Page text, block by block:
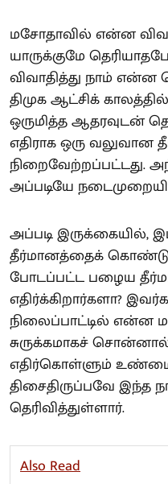
மசோதாவில் என்ன
யாருக்குமே
விவாதித்து நாம்
திமுக ஆட்சிக்
ஒருமித்த ஆதரவுடன்
எதிராக ஒரு
நிறைவேற்றப்பட்டது.
அப்படியே
அப்படி இருக்கையில்,
தீர்மானத்தைக்
போடப்பட்ட பழைய
எதிர்க்கிறார்களா?
நிலைப்பாட்டில் என்ன
சுருக்கமாகச்
எதிர்கொள்ளும்
திசைதிருப்பவே இந்த
தெரிவித்துள்ளார்.
Also Read